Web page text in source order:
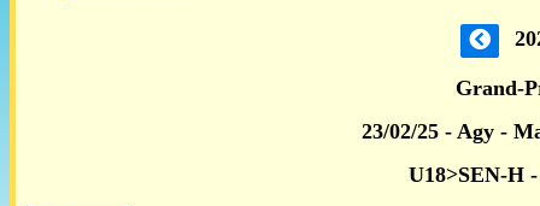
Grand-
23/02/25 - Agy -
U18>SEN-H